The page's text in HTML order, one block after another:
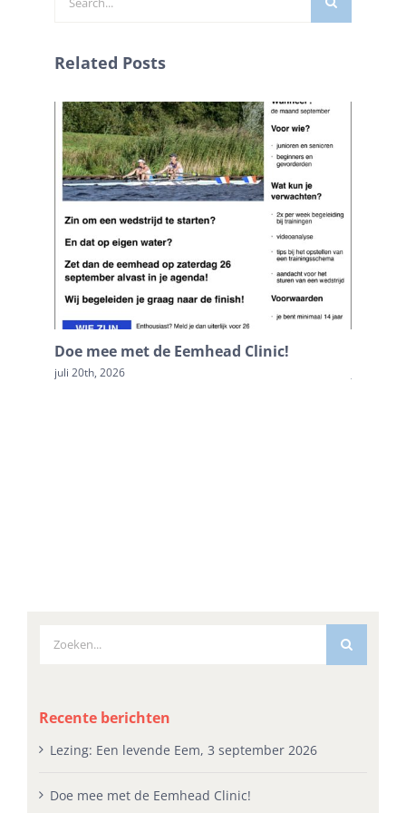
Related Posts
Doe mee met de Eemhead Clinic!
juli 20th, 2026
Zoeken
Recente berichten
Lezing: Een levende Eem, 3 september 2026
Doe mee met de Eemhead Clinic!